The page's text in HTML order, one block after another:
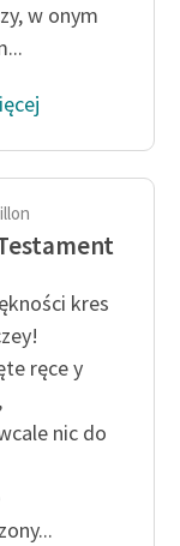
w onym
kres
ręce y
nic do